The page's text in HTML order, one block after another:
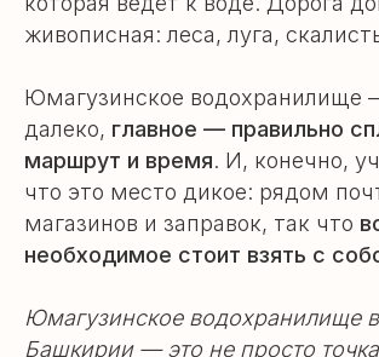
живописная: леса, луга,
Юмагузинское водохранилище
далеко, главное — правильно
маршрут и время. И, конечно,
что это место дикое: рядом
магазинов и заправок, так что
необходимое стоит взять с
Юмагузинское водохранилище в
Башкирии — это не просто